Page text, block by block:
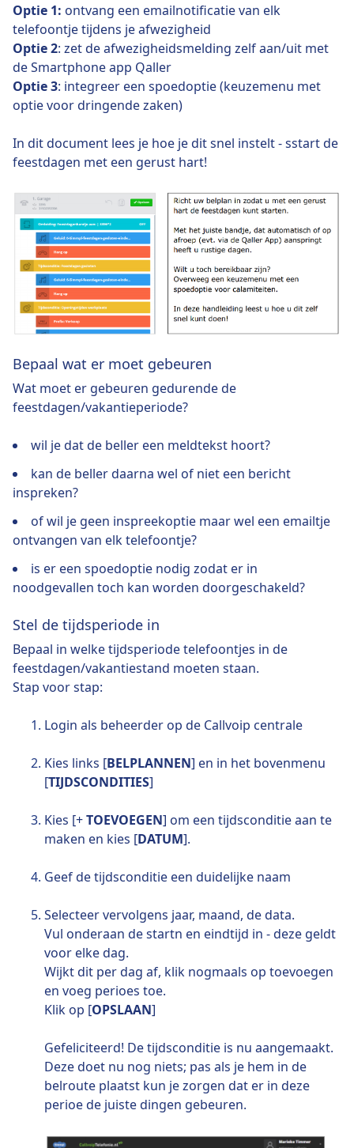
Optie 1: ontvang een emailnotificatie van elk
telefoontje tijdens je afwezigheid
Optie 2: zet de afwezigheidsmelding zelf aan/uit met
de Smartphone app Qaller
Optie 3: integreer een spoedoptie (keuzemenu met
optie voor dringende zaken)
In dit document lees je hoe je dit snel instelt - sstart de
feestdagen met een gerust hart!
Bepaal wat er moet gebeuren
Wat moet er gebeuren gedurende de
feestdagen/vakantieperiode?
wil je dat de beller een meldtekst hoort?
kan de beller daarna wel of niet een bericht
inspreken?
of wil je geen inspreekoptie maar wel een emailtje
ontvangen van elk telefoontje?
is er een spoedoptie nodig zodat er in
noodgevallen toch kan worden doorgeschakeld?
Stel de tijdsperiode in
Bepaal in welke tijdsperiode telefoontjes in de
feestdagen/vakantiestand moeten staan.
Stap voor stap:
Login als beheerder op de Callvoip centrale
Kies links [BELPLANNEN] en in het bovenmenu
[TIJDSCONDITIES]
Kies [+TOEVOEGEN] om een tijdsconditie aan te
maken en kies [DATUM].
Geef de tijdsconditie een duidelijke naam
Selecteer vervolgens jaar, maand, de data.
Vul onderaan de startn en eindtijd in - deze geldt
voor elke dag.
Wijkt dit per dag af, klik nogmaals op toevoegen
en voeg perioes toe.
Klik op [OPSLAAN]
Gefeliciteerd! De tijdsconditie is nu aangemaakt.
Deze doet nu nog niets; pas als je hem in de
belroute plaatst kun je zorgen dat er in deze
perioe de juiste dingen gebeuren.